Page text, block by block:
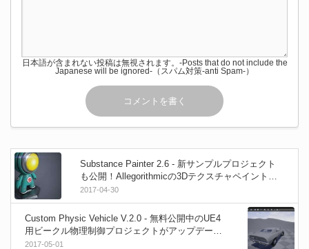
日本語が含まれない投稿は無視されます。-Posts that do not include the
Japanese will be ignored-（スパム対策-anti Spam-）
Substance Painter 2.6 - 新サンプルプロジェクト
も公開！Allegorithmicの3Dテクスチャペイントソ
フトがアップデート！
2017-04-30
Custom Physic Vehicle V.2.0 - 無料公開中のUE4
用ビークル物理制御プロジェクトがアップデー
ト！
2017-05-01